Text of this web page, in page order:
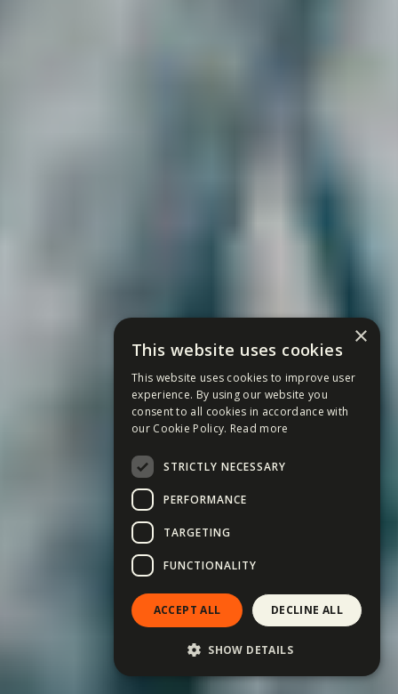
Ott a helyem! →
×
This website uses cookies
This website uses cookies to improve user
experience. By using our website you
consent to all cookies in accordance with
our Cookie Policy. Read more
STRICTLY NECESSARY
PERFORMANCE
TARGETING
FUNCTIONALITY
ACCEPT ALL DECLINE ALL
SHOW DETAILS